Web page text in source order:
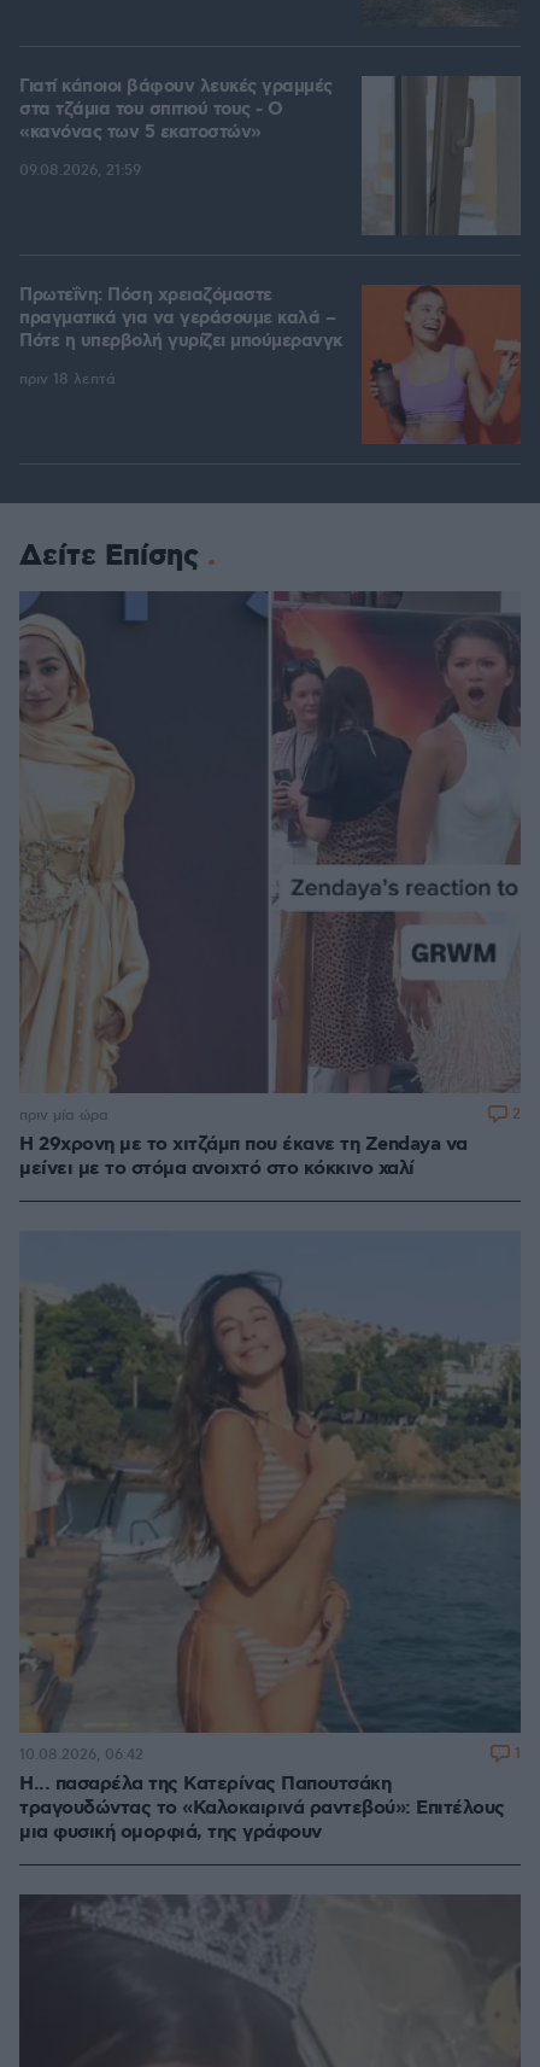
Γιατί κάποιοι βάφουν λευκές γραμμές
στα τζάμια του σπιτιού τους - Ο
«κανόνας των 5 εκατοστών»
09.08.2026, 21:59
Πρωτεΐνη: Πόση χρειαζόμαστε
πραγματικά για να γεράσουμε καλά –
Πότε η υπερβολή γυρίζει μπούμερανγκ
πριν 18 λεπτά
Δείτε Επίσης
Η 29χρονη με το χιτζάμπ που έκανε τη Zendaya να
μείνει με το στόμα ανοιχτό στο κόκκινο χαλί
πριν μία ώρα 2
Η... πασαρέλα της Κατερίνας Παπουτσάκη
τραγουδώντας το «Καλοκαιρινά ραντεβού»: Επιτέλους
μια φυσική ομορφιά, της γράφουν
10.08.2026, 06:42 1